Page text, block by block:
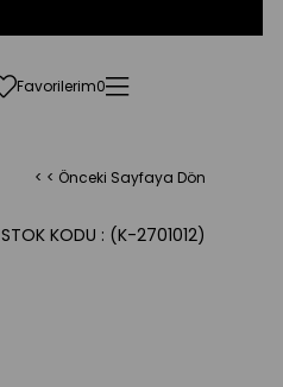
Favorilerim0
< < Önceki Sayfaya Dön
(K-2701012)
STOK KODU